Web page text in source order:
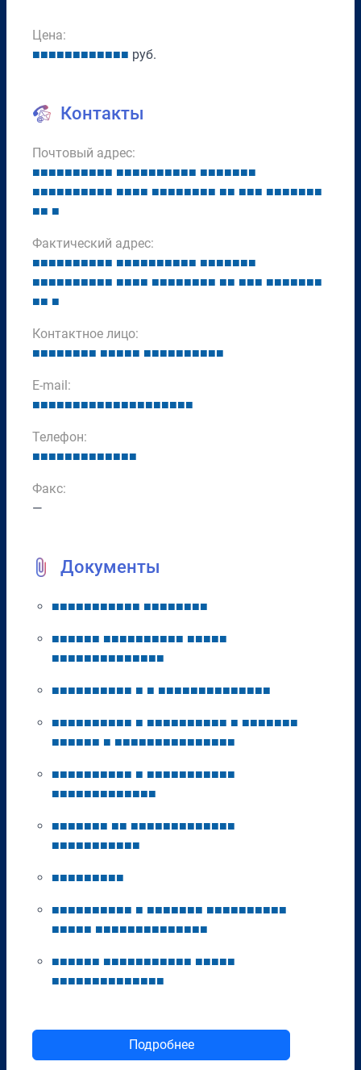
Цена:
■■■■■■■■■■■■ руб.
Контакты
Почтовый адрес:
■■■■■■■■■■ ■■■■■■■■■■ ■■■■■■■
■■■■■■■■■■ ■■■■ ■■■■■■■■ ■■ ■■■ ■■■■■■■
■■ ■
Фактический адрес:
■■■■■■■■■■ ■■■■■■■■■■ ■■■■■■■
■■■■■■■■■■ ■■■■ ■■■■■■■■ ■■ ■■■ ■■■■■■■
■■ ■
Контактное лицо:
■■■■■■■■ ■■■■■ ■■■■■■■■■■
E-mail:
■■■■■■■■■■■■■■■■■■■■
Телефон:
■■■■■■■■■■■■■
Факс:
—
Документы
■■■■■■■■■■■ ■■■■■■■■
■■■■■■ ■■■■■■■■■■ ■■■■■
■■■■■■■■■■■■■■
■■■■■■■■■■ ■ ■ ■■■■■■■■■■■■■■
■■■■■■■■■■ ■ ■■■■■■■■■■ ■ ■■■■■■■
■■■■■■ ■ ■■■■■■■■■■■■■■■
■■■■■■■■■■ ■ ■■■■■■■■■■■
■■■■■■■■■■■■■
■■■■■■■ ■■ ■■■■■■■■■■■■■
■■■■■■■■■■■
■■■■■■■■■
■■■■■■■■■■ ■ ■■■■■■■ ■■■■■■■■■■
■■■■■ ■■■■■■■■■■■■■■
■■■■■■ ■■■■■■■■■■■ ■■■■■
■■■■■■■■■■■■■■
Подробнее